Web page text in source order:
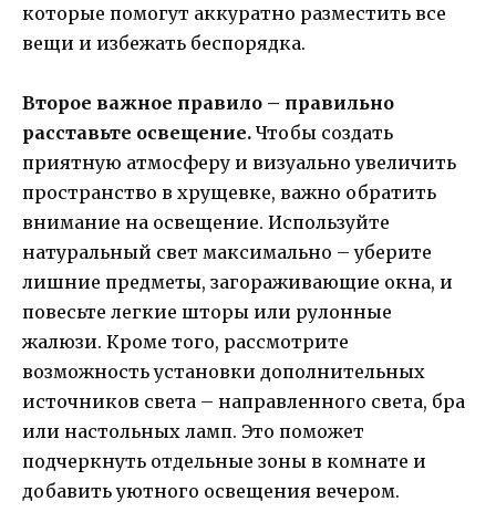
которые помогут аккуратно разместить все
вещи и избежать беспорядка.
Второе важное правило – правильно
расставьте освещение. Чтобы создать
приятную атмосферу и визуально увеличить
пространство в хрущевке, важно обратить
внимание на освещение. Используйте
натуральный свет максимально – уберите
лишние предметы, загораживающие окна, и
повесьте легкие шторы или рулонные
жалюзи. Кроме того, рассмотрите
возможность установки дополнительных
источников света – направленного света, бра
или настольных ламп. Это поможет
подчеркнуть отдельные зоны в комнате и
добавить уютного освещения вечером.